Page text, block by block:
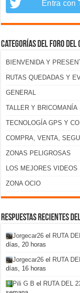
Entra con
Categorías del foro del
BIENVENIDA Y
RUTAS QUEDADAS Y
GENERAL
TALLER Y BRICOMANÍA
TECNOLOGÍA GPS Y
COMPRA, VENTA,
ZONAS PELIGROSAS
LOS MEJORES VIDEOS
ZONA OCIO
Respuestas recientes
Jorgecar26 el RUTA
días, 20 horas
Jorgecar26 el RUTA
días, 16 horas
Pili G B el RUTA DEL